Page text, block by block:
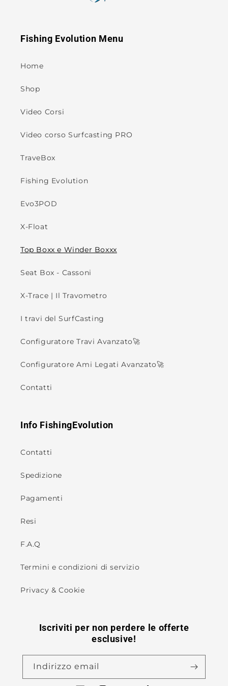
Fishing Evolution Menu
Home
Shop
Video Corsi
Video corso Surfcasting PRO
TraveBox
Fishing Evolution
Evo3POD
X-Float
Top Boxx e Winder Boxxx
Seat Box - Cassoni
X-Trace | Il Travometro
I travi del SurfCasting
Configuratore Travi Avanzato🚀
Configuratore Ami Legati Avanzato🚀
Contatti
Info FishingEvolution
Contatti
Spedizione
Pagamenti
Resi
F.A.Q
Termini e condizioni di servizio
Privacy & Cookie
Iscriviti per non perdere le offerte
esclusive!
Indirizzo email